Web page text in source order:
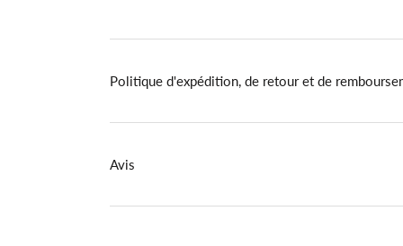
Politique d'expédition, de retour et de
Avis